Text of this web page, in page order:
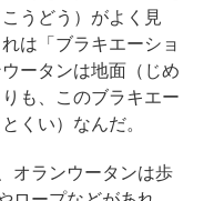
うどう）がよく見
は「ブラキエーショ
ータンは地面（じめ
も、このブラキエー
くい）なんだ。
オランウータンは歩